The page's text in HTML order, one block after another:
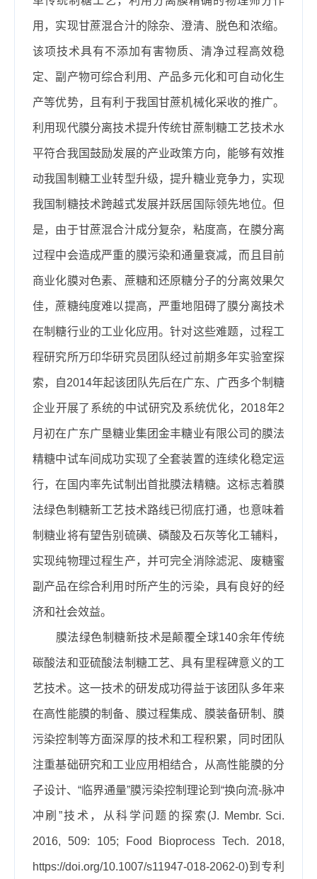
用，实现甘蔗混合汁的除杂、澄清、脱色和浓缩。
该项技术具有不添加有害物质、清净过程高效稳
定、副产物可综合利用、产品多元化和可自动化生
产等优势，且有利于我国甘蔗机械化采收的推广。
利用现代膜分离技术提升传统甘蔗制糖工艺技术水
平符合我国鼓励发展的产业政策方向，能够有效推
动我国制糖工业转型升级，提升糖业竞争力，实现
我国制糖技术跨越式发展并跃居国际领先地位。但
是，由于甘蔗混合汁成分复杂，粘度高，在膜分离
过程中会造成严重的膜污染和通量衰减，而且目前
商业化膜对色素、蔗糖和还原糖分子的分离效果欠
佳，蔗糖纯度难以提高，严重地阻碍了膜分离技术
在制糖行业的工业化应用。针对这些难题，过程工
程研究所万印华研究员团队经过前期多年实验室探
索，自2014年起该团队先后在广东、广西多个制糖
企业开展了系统的中试研究及系统优化， 2018年2
月初在广东广垦糖业集团金丰糖业有限公司的膜法
精糖中试车间成功实现了全套装置的连续化稳定运
行，在国内率先试制出首批膜法精糖。这标志着膜
法绿色制糖新工艺技术路线已彻底打通，也意味着
制糖业将有望告别硫磺、磷酸及石灰等化工辅料，
实现纯物理过程生产，并可完全消除滤泥、废糖蜜
副产品在综合利用时所产生的污染，具有良好的经
济和社会效益。
膜法绿色制糖新技术是颠覆全球140余年传统
碳酸法和亚硫酸法制糖工艺、具有里程碑意义的工
艺技术。这一技术的研发成功得益于该团队多年来
在高性能膜的制备、膜过程集成、膜装备研制、膜
污染控制等方面深厚的技术和工程积累，同时团队
注重基础研究和工业应用相结合，从高性能膜的分
子设计、“临界通量”膜污染控制理论到 “换向流-脉冲
冲刷”技术 ，从科学问题的探索 (J. Membr. Sci.
2016, 509: 105; Food Bioprocess Tech. 2018,
https://doi.org/10.1007/s11947-018-2062-0)到专利